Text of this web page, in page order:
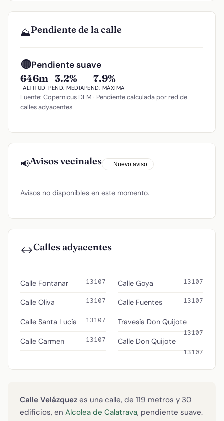
⛰️Pendiente de la calle
🟡Pendiente suave
646m
ALTITUD
3.2%
PEND. MEDIA
7.9%
PEND. MÁXIMA
Fuente: Copernicus DEM · Pendiente calculada por red de
calles adyacentes
📢Avisos vecinales + Nuevo aviso
Avisos no disponibles en este momento.
↔️Calles adyacentes
Calle Fontanar 13107
Calle Oliva 13107
Calle Santa Lucía 13107
Calle Carmen 13107
Calle Goya 13107
Calle Fuentes 13107
Travesía Don Quijote
13107
Calle Don Quijote
13107
Calle Velázquez es una calle, de 119 metros y 30
edificios, en Alcolea de Calatrava, pendiente suave.